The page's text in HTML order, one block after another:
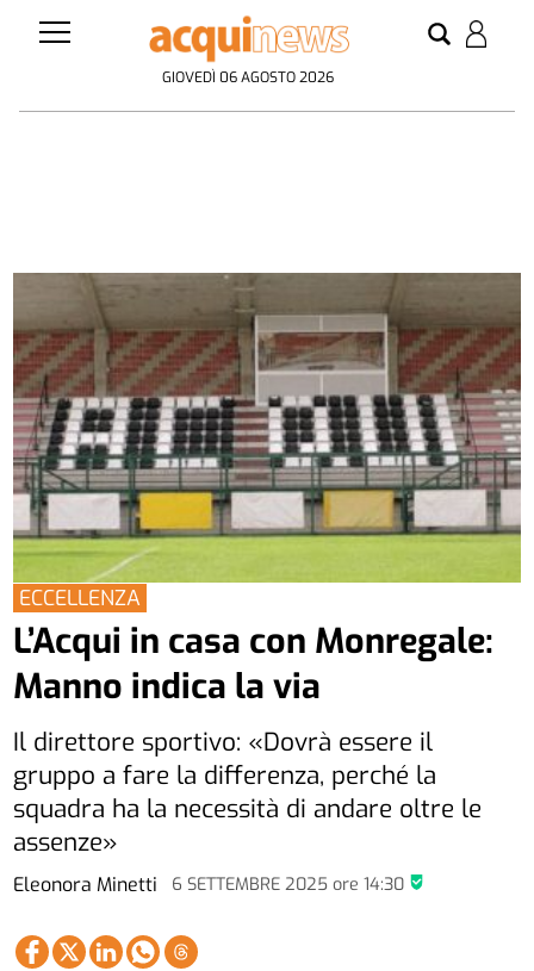
GIOVEDÌ 06 AGOSTO 2026
Eleonora Minetti 6 SETTEMBRE 2025ore 14:30
ECCELLENZA
L’Acqui in casa con Monregale:
Manno indica la via
Il direttore sportivo: «Dovrà essere il
gruppo a fare la differenza, perché la
squadra ha la necessità di andare oltre le
assenze»